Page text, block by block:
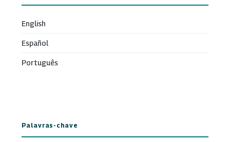
English
Español
Português
Palavras-chave